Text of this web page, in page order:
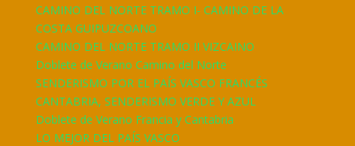
CAMINO DEL NORTE TRAMO I- CAMINO DE LA
COSTA GUIPUZCOANO
CAMINO DEL NORTE TRAMO II VIZCAINO
Doblete de Verano Camino del Norte
SENDERISMO POR EL PAÍS VASCO FRANCÉS
CANTABRIA, SENDERISMO VERDE Y AZUL
Doblete de Verano Francia y Cantabria
LO MEJOR DEL PAÍS VASCO